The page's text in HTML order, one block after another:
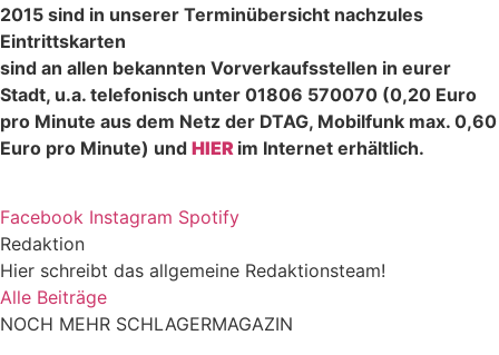
2015 sind in unserer Terminübersicht nachzules
Eintrittskarten
sind an allen bekannten Vorverkaufsstellen in eurer
Stadt, u.a. telefonisch unter 01806 570070 (0,20 Euro
pro Minute aus dem Netz der DTAG, Mobilfunk max. 0,60
Euro pro Minute) und HIER im Internet erhältlich.
Facebook Instagram Spotify
Redaktion
Hier schreibt das allgemeine Redaktionsteam!
Alle Beiträge
NOCH MEHR SCHLAGERMAGAZIN